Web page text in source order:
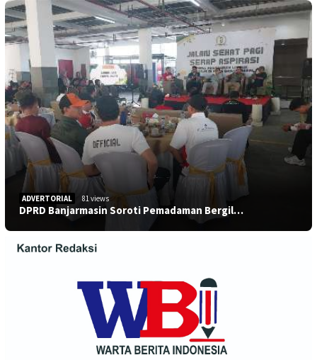
ADVERTORIAL 81 views
DPRD Banjarmasin Soroti Pemadaman Bergil…